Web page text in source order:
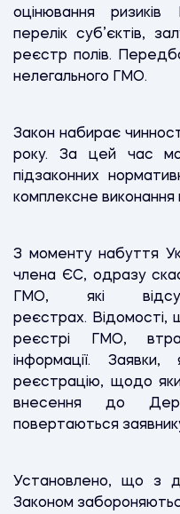
оцінювання ризиків
перелік суб’єктів,
реєстр полів.
нелегального ГМО.
Закон набирає
року. За цей час
підзаконних
комплексне виконання
З моменту набуття
члена ЄС, одразу
ГМО, які
реєстрах.
реєстрі ГМО,
інформації.
реєстрацію, щодо
внесення до
повертаються
Установлено, що з
Законом